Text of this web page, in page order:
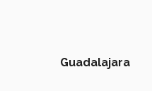
Guadalajara